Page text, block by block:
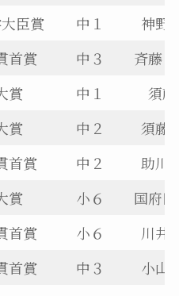
臣賞 中１
神野
首賞 中３
斉藤
賞 中１
須
賞 中２
須藤
首賞 中２
助川
賞 小６
国府
首賞 小６
川井
首賞 中３
小山